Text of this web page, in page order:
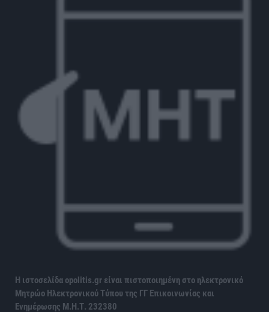
Η ιστοσελίδα opolitis.gr είναι πιστοποιημένη στο ηλεκτρονικό
Μητρώο Ηλεκτρονικού Τύπου της ΓΓ Επικοινωνίας και
Ενημέρωσης Μ.Η.Τ. 232380